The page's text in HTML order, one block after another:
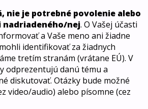
nie je potrebné povolenie alebo
nadriadeného/nej. O Vašej účasti
a Vaše meno ani žiadne
identifikovať za žiadnych
tretím stranám (vrátane EÚ). V
odprezentujú danú tému a
diskutovať. Otázky bude možné
video/audio) alebo písomne (cez